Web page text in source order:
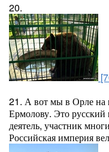
20.
21. А вот мы в Орле на
Ермолову. Это русский
деятель, участник
Российская империя